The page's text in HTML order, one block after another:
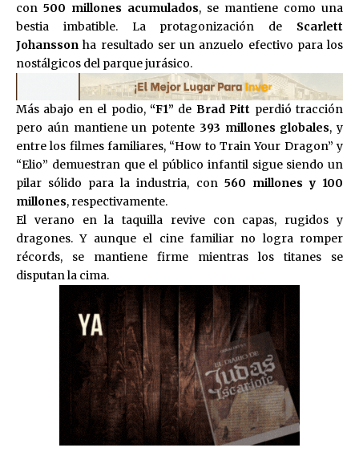
con 500 millones acumulados, se mantiene como una
bestia imbatible. La protagonización de Scarlett
Johansson ha resultado ser un anzuelo efectivo para los
nostálgicos del parque jurásico.
Más abajo en el podio, “F1” de Brad Pitt perdió tracción
pero aún mantiene un potente 393 millones globales, y
entre los filmes familiares, “How to Train Your Dragon” y
“Elio” demuestran que el público infantil sigue siendo un
pilar sólido para la industria, con 560 millones y 100
millones, respectivamente.
El verano en la taquilla revive con capas, rugidos y
dragones. Y aunque el cine familiar no logra romper
récords, se mantiene firme mientras los titanes se
disputan la cima.